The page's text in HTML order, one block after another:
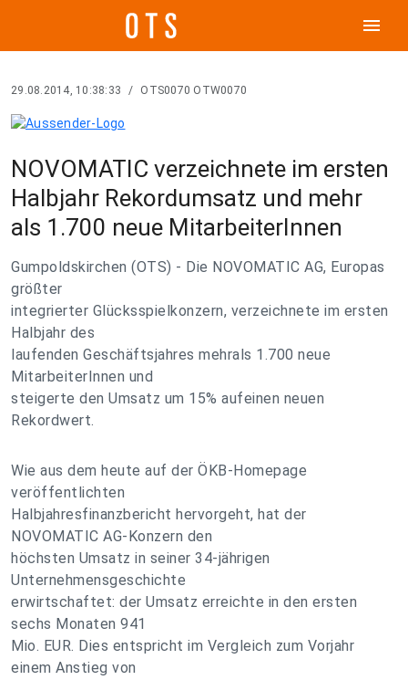
menu
29.08.2014, 10:38:33 / OTS0070 OTW0070
NOVOMATIC verzeichnete im ersten
Halbjahr Rekordumsatz und mehr
als 1.700 neue MitarbeiterInnen
Gumpoldskirchen (OTS) - Die NOVOMATIC AG, Europas
größter
integrierter Glücksspielkonzern, verzeichnete im ersten
Halbjahr des
laufenden Geschäftsjahres mehrals 1.700 neue
MitarbeiterInnen und
steigerte den Umsatz um 15% aufeinen neuen
Rekordwert.
Wie aus dem heute auf der ÖKB-Homepage
veröffentlichten
Halbjahresfinanzbericht hervorgeht, hat der
NOVOMATIC AG-Konzern den
höchsten Umsatz in seiner 34-jährigen
Unternehmensgeschichte
erwirtschaftet: der Umsatz erreichte in den ersten
sechs Monaten 941
Mio. EUR. Dies entspricht im Vergleich zum Vorjahr
einem Anstieg von